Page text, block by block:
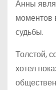
Анны
моментов
судьбы.
Толстой,
хотел